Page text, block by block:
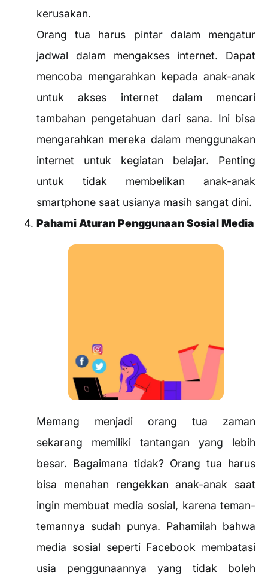
kerusakan.
Orang tua harus pintar dalam mengatur
jadwal dalam mengakses internet. Dapat
mencoba mengarahkan kepada anak-anak
untuk akses internet dalam mencari
tambahan pengetahuan dari sana. Ini bisa
mengarahkan mereka dalam menggunakan
internet untuk kegiatan belajar. Penting
untuk tidak membelikan anak-anak
smartphone saat usianya masih sangat dini.
Pahami Aturan Penggunaan Sosial Media
Memang menjadi orang tua zaman
sekarang memiliki tantangan yang lebih
besar. Bagaimana tidak? Orang tua harus
bisa menahan rengekkan anak-anak saat
ingin membuat media sosial, karena teman-
temannya sudah punya. Pahamilah bahwa
media sosial seperti Facebook membatasi
usia penggunaannya yang tidak boleh